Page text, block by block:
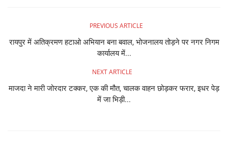
PREVIOUS ARTICLE
रायपुर में अतिक्रमण हटाओ अभियान बना बवाल, भोजनालय तोड़ने पर नगर निगम
कार्यालय में...
NEXT ARTICLE
माजदा ने मारी जोरदार टक्कर, एक की मौत, चालक वाहन छोड़कर फरार, इधर पेड़
में जा भिड़ी...